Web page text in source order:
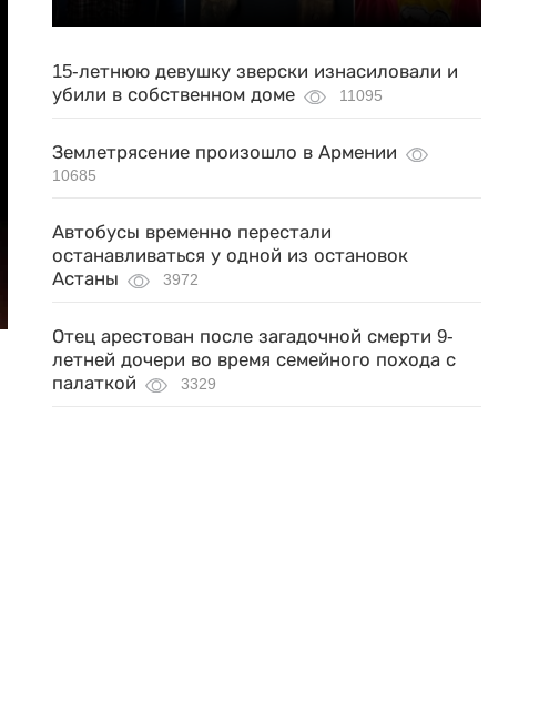
15-летнюю девушку зверски изнасиловали и
убили в собственном доме
11095
Землетрясение произошло в Армении
10685
Автобусы временно перестали
останавливаться у одной из остановок
Астаны
3972
Отец арестован после загадочной смерти 9-
летней дочери во время семейного похода с
палаткой
3329